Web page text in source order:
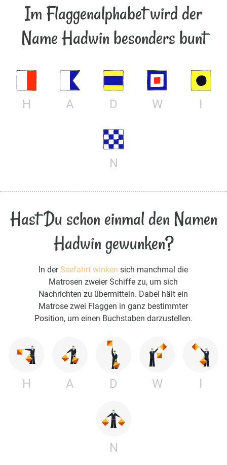
Im Flaggenalphabet wird der
Name Hadwin besonders bunt
H A D W I
N
Hast Du schon einmal den Namen
Hadwin gewunken?
In derSeefahrt winken sich manchmal die
Matrosen zweier Schiffe zu, um sich
Nachrichten zu übermitteln. Dabei hält ein
Matrose zwei Flaggen in ganz bestimmter
Position, um einen Buchstaben darzustellen.
H A D W I
N